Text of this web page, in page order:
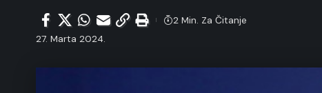
27. Marta 2024.
2 Min. Za Čitanje